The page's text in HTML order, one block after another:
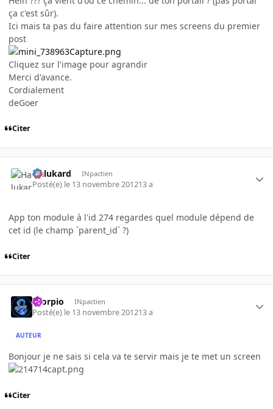
ça c'est sûr).
Ici mais ta pas du faire attention sur mes screens du premier
post
Cliquez sur l'image pour agrandir
Merci d'avance.
Cordialement
deGoer
Citer
Halukard INpactien
Posté(e) le 13 novembre 201213 a
App ton module à l'id 274 regardes quel module dépend de
cet id (le champ `parent_id` ?)
Citer
Scorpio INpactien
Posté(e) le 13 novembre 201213 a
AUTEUR
Bonjour je ne sais si cela va te servir mais je te met un screen
Citer